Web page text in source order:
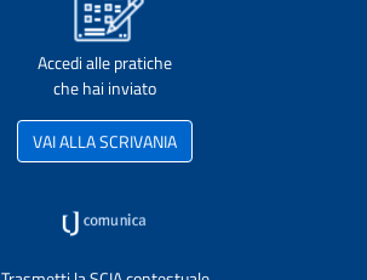
Accedi alle pratiche
che hai inviato
VAI ALLA SCRIVANIA